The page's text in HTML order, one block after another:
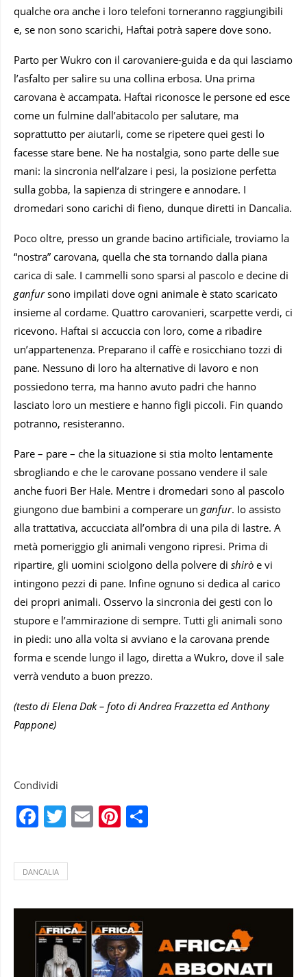
qualche ora anche i loro telefoni torneranno raggiungibili
e, se non sono scarichi, Haftai potrà sapere dove sono.
Parto per Wukro con il carovaniere-guida e da qui lasciamo
l’asfalto per salire su una collina erbosa. Una prima
carovana è accampata. Haftai riconosce le persone ed esce
come un fulmine dall’abitacolo per salutare, ma
soprattutto per aiutarli, come se ripetere quei gesti lo
facesse stare bene. Ne ha nostalgia, sono parte delle sue
mani: la sincronia nell’alzare i pesi, la posizione perfetta
sulla gobba, la sapienza di stringere e annodare. I
dromedari sono carichi di fieno, dunque diretti in Dancalia.
Poco oltre, presso un grande bacino artificiale, troviamo la
“nostra” carovana, quella che sta tornando dalla piana
carica di sale. I cammelli sono sparsi al pascolo e decine di
ganfursono impilati dove ogni animale è stato scaricato
insieme al cordame. Quattro carovanieri, scarpette verdi, ci
ricevono. Haftai si accuccia con loro, come a ribadire
un’appartenenza. Preparano il caffè e rosicchiano tozzi di
pane. Nessuno di loro ha alternative di lavoro e non
possiedono terra, ma hanno avuto padri che hanno
lasciato loro un mestiere e hanno figli piccoli. Fin quando
potranno, resisteranno.
Pare – pare – che la situazione si stia molto lentamente
sbrogliando e che le carovane possano vendere il sale
anche fuori Ber Hale. Mentre i dromedari sono al pascolo
giungono due bambini a comperare un ganfur. Io assisto
alla trattativa, accucciata all’ombra di una pila di lastre. A
metà pomeriggio gli animali vengono ripresi. Prima di
ripartire, gli uomini sciolgono della polvere di shirò e vi
intingono pezzi di pane. Infine ognuno si dedica al carico
dei propri animali. Osservo la sincronia dei gesti con lo
stupore e l’ammirazione di sempre. Tutti gli animali sono
in piedi: uno alla volta si avviano e la carovana prende
forma e scende lungo il lago, diretta a Wukro, dove il sale
verrà venduto a buon prezzo.
(testo di Elena Dak – foto di Andrea Frazzetta ed Anthony
Pappone)
Condividi
Facebook
Twitter
EmailPinterest
DANCALIA